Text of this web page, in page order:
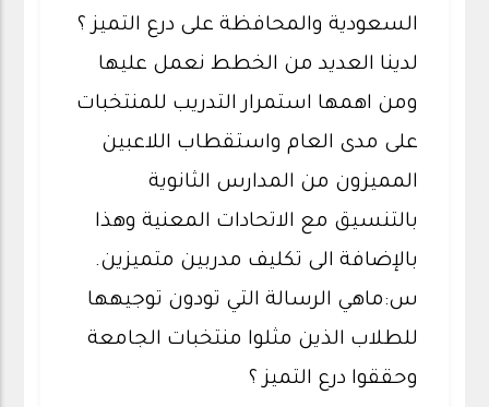
السعودية والمحافظة على درع التميز ؟
لدينا العديد من الخطط نعمل عليها
ومن اهمها استمرار التدريب للمنتخبات
على مدى العام واستقطاب اللاعبين
المميزون من المدارس الثانوية
بالتنسيق مع الاتحادات المعنية وهذا
بالإضافة الى تكليف مدربين متميزين.
س:ماهي الرسالة التي تودون توجيهها
للطلاب الذين مثلوا منتخبات الجامعة
وحققوا درع التميز ؟